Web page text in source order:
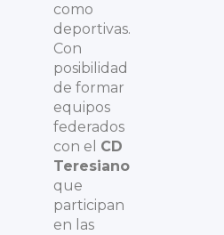
como
deportivas.
Con
posibilidad
de formar
equipos
federados
con el CD
Teresiano
que
participan
en las